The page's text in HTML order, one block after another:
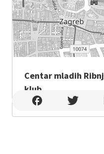
Centar mladih
klub
Centar mladih Ribnjak – likovni